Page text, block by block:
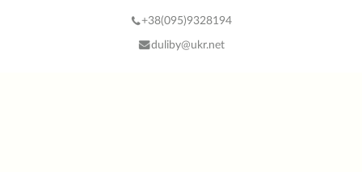
+38(095)9328194
duliby@ukr.net